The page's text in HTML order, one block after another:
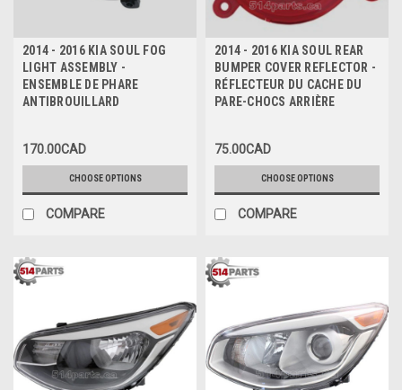
2014 - 2016 KIA SOUL FOG
LIGHT ASSEMBLY -
ENSEMBLE DE PHARE
ANTIBROUILLARD
170.00CAD
CHOOSE OPTIONS
COMPARE
2014 - 2016 KIA SOUL REAR
BUMPER COVER REFLECTOR -
RÉFLECTEUR DU CACHE DU
PARE-CHOCS ARRIÈRE
75.00CAD
CHOOSE OPTIONS
COMPARE